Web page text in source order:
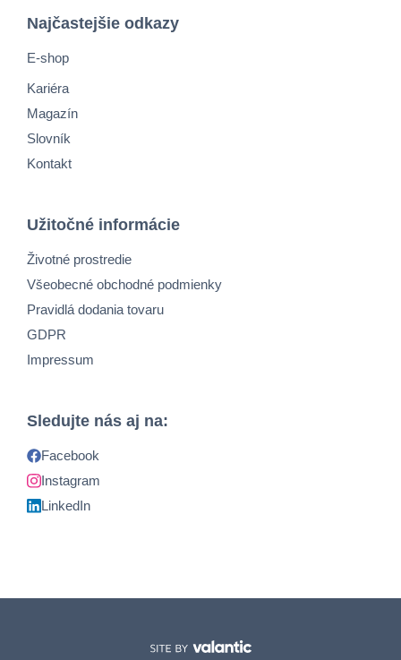
Najčastejšie odkazy
E-shop
Kariéra
Magazín
Slovník
Kontakt
Užitočné informácie
Životné prostredie
Všeobecné obchodné podmienky
Pravidlá dodania tovaru
GDPR
Impressum
Sledujte nás aj na:
Facebook
Instagram
LinkedIn